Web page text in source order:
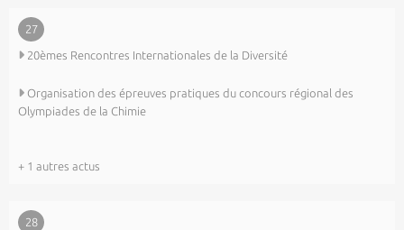
27
20èmes Rencontres Internationales de la Diversité
Organisation des épreuves pratiques du concours régional des
Olympiades de la Chimie
+ 1 autres actus
28